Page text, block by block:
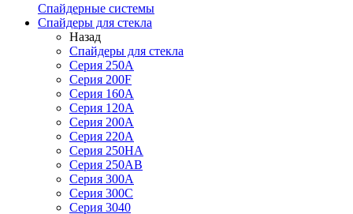
Спайдерные системы
Спайдеры для стекла
Назад
Спайдеры для стекла
Серия 250А
Серия 200F
Серия 160А
Серия 120A
Серия 200А
Серия 220А
Серия 250HA
Серия 250АB
Серия 300А
Серия 300С
Серия 3040